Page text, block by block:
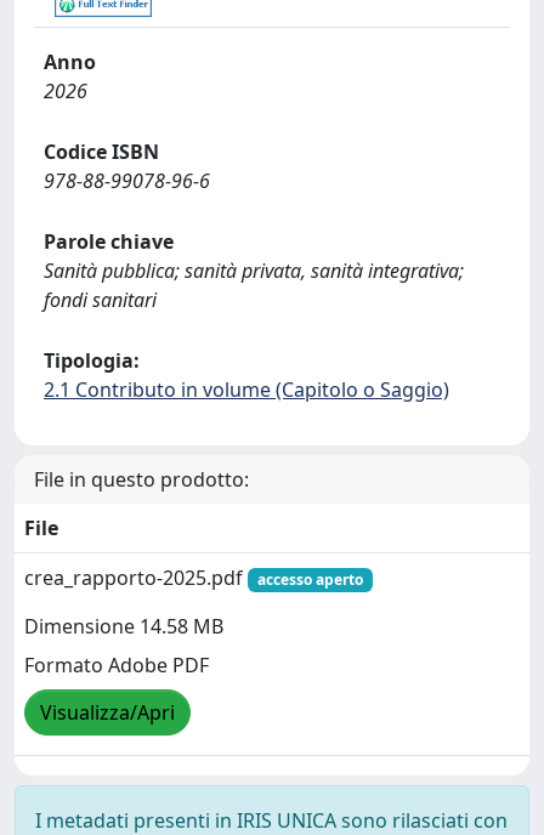
Anno
2026
Codice ISBN
978-88-99078-96-6
Parole chiave
Sanità pubblica; sanità privata, sanità integrativa;
fondi sanitari
Tipologia:
2.1 Contributo in volume (Capitolo o Saggio)
File in questo prodotto:
File
crea_rapporto-2025.pdf
accesso aperto
Dimensione 14.58 MB
Formato Adobe PDF
Visualizza/Apri
I metadati presenti in IRIS UNICA sono rilasciati con